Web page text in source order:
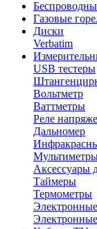
Газовые
Диски
Verbatim
USB тестеры
Вольтметр
Ваттметры
Реле
Дальномер
Аксессуары
Таймеры
Термометры